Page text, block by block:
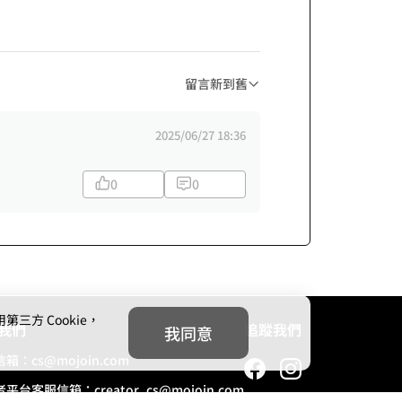
留言新到舊
2025/06/27 18:36
0 0
們
： cs@mojoin.com
平台客服信箱：creator_cs@mojoin.com
追蹤我們
三方 Cookie，
我同意